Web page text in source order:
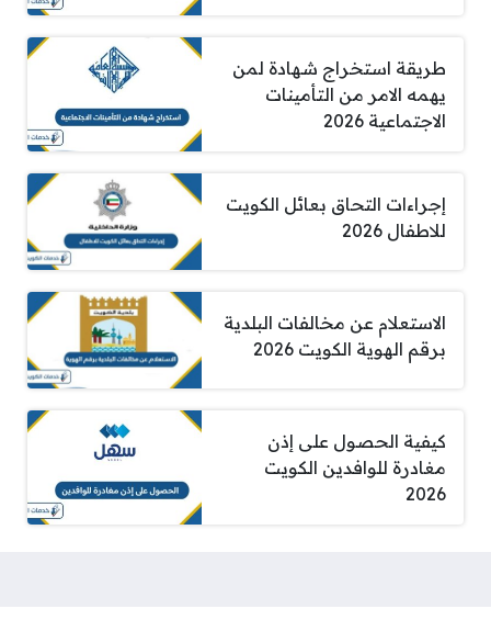
طريقة استخراج شهادة لمن
يهمه الامر من التأمينات
الاجتماعية 2026
إجراءات التحاق بعائل الكويت
للاطفال 2026
الاستعلام عن مخالفات البلدية
برقم الهوية الكويت 2026
كيفية الحصول على إذن
مغادرة للوافدين الكويت
2026